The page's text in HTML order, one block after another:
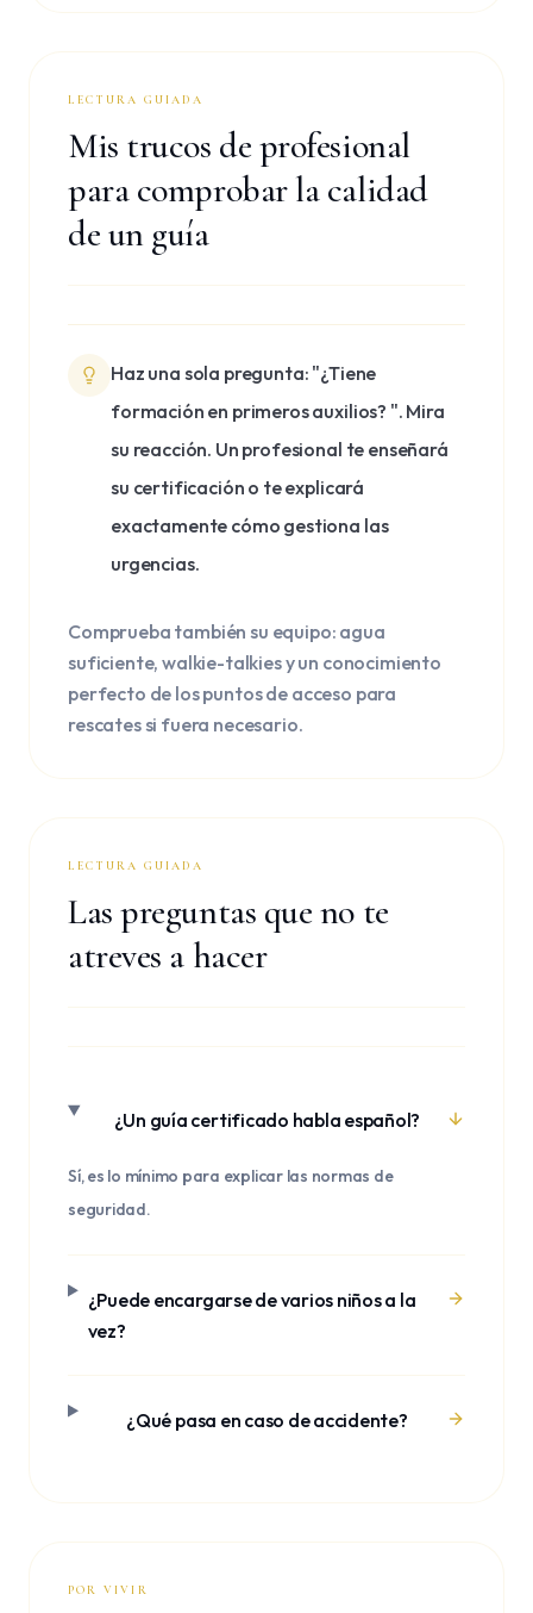
LECTURA GUIADA
Mis trucos de profesional
para comprobar la calidad
de un guía
Haz una sola pregunta: "¿Tiene
formación en primeros auxilios? ". Mira
su reacción. Un profesional te enseñará
su certificación o te explicará
exactamente cómo gestiona las
urgencias.
Comprueba también su equipo: agua
suficiente, walkie-talkies y un conocimiento
perfecto de los puntos de acceso para
rescates si fuera necesario.
LECTURA GUIADA
Las preguntas que no te
atreves a hacer
¿Un guía certificado habla español?
Sí, es lo mínimo para explicar las normas de
seguridad.
¿Puede encargarse de varios niños a la
vez?
¿Qué pasa en caso de accidente?
POR VIVIR